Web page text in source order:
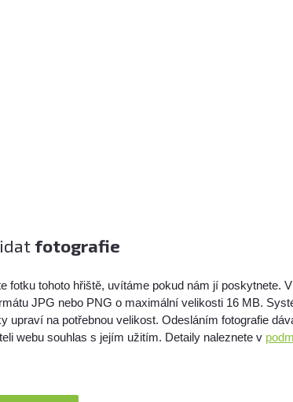
fotografie
fotku tohoto hřiště, uvítáme pokud nám jí poskytnete.
JPG nebo PNG o maximální velikosti 16 MB.
upraví na potřebnou velikost. Odesláním fotografie
webu souhlas s jejím užitím. Detaily naleznete v